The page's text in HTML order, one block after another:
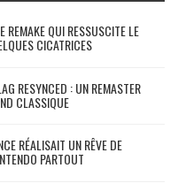
REMAKE QUI RESSUSCITE LE
CICATRICES
RESYNCED : UN REMASTER
CLASSIQUE
RÉALISAIT UN RÊVE DE
PARTOUT